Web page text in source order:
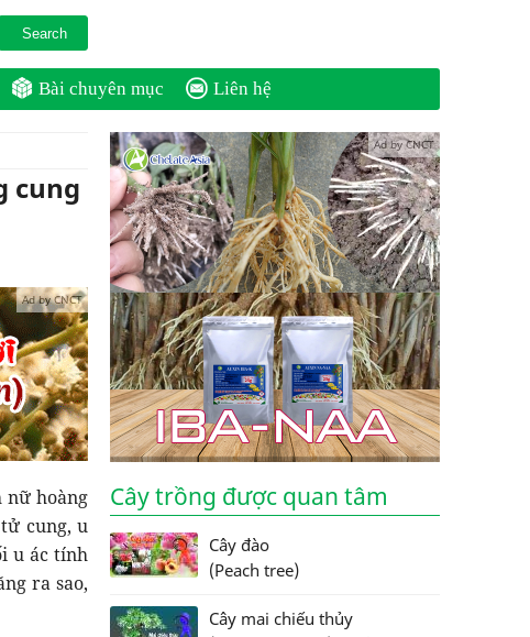
Bài chuyên mục Liên hệ
cung
Ad by CNCT
nữ hoàng
cung, u
u ác tính
ra sao,
Ad by CNCT
Cây trồng được quan tâm
Cây đào
(Peach tree)
Cây mai chiếu thủy